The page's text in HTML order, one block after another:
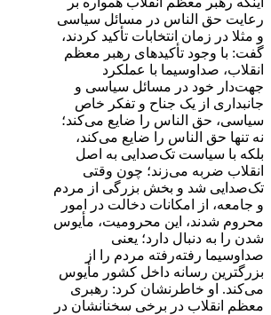
رعایت حق الناس در مسائل سیاسی
و مثلا در زمان انتخابات تأکید کردند،
گفت: با وجود تأکیدهای رهبر معظم
انقلاب، صداوسیما با عملکرد
جهت‌دار خود در مسائل سیاسی و
جانبداری از یک جناح و تفکر خاص
سیاسی، حق الناس را ضایع می‌کند؛
نه تنها حق الناس را ضایع می‌کند،
بلکه با سیاست تک‌صدایی به اصل
انقلاب ضربه می‌زند؛ چون وقتی
تک‌صدایی شد و بخش بزرگی از مردم
و جامعه، از امکانات دخالت در امور
محروم شدند، این محرومیت، مأیوس
شدن را به دنبال دارد؛ یعنی
صداوسیما رفته‌رفته مردم را از
بزرگترین رسانه داخل کشور مأیوس
می‌کند. او خاطرنشان کرد: رهبری
معظم انقلاب در برخی سخنانشان در